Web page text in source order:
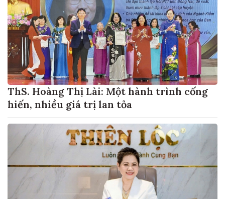
ThS. Hoàng Thị Lài: Một hành trình cống
hiến, nhiều giá trị lan tỏa